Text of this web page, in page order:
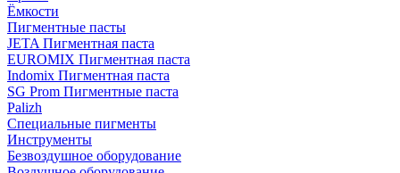
Ёмкости
Пигментные пасты
JETA Пигментная паста
EUROMIX Пигментная паста
Indomix Пигментная паста
SG Prom Пигментные паста
Palizh
Специальные пигменты
Инструменты
Безвоздушное оборудование